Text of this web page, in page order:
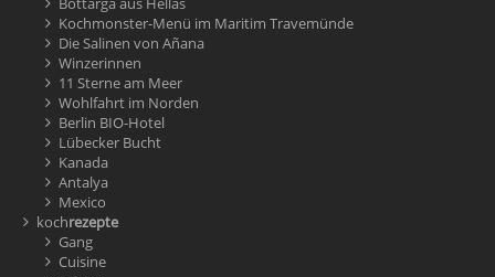
Kochmonster-Menü im Maritim Travemünde
Die Salinen von Añana
Winzerinnen
11 Sterne am Meer
Wohlfahrt im Norden
Berlin BIO-Hotel
Lübecker Bucht
Kanada
Antalya
Mexico
kochrezepte
Gang
Cuisine